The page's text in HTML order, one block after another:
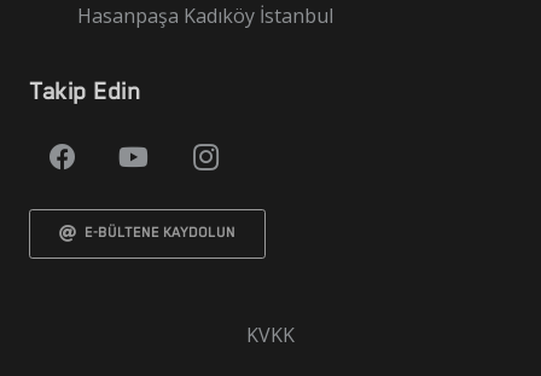
Hasanpaşa Kadıköy İstanbul
Takip Edin
E-BÜLTENE KAYDOLUN
KVKK